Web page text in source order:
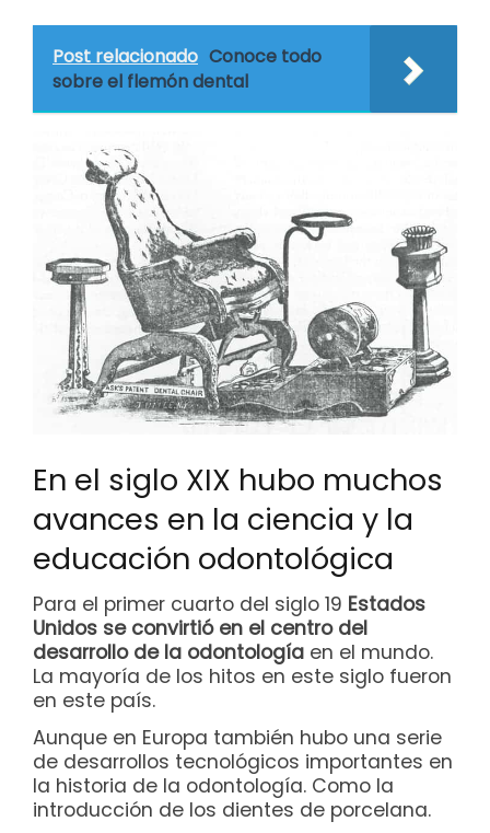
Post relacionado Conoce todo
sobre el flemón dental
En el siglo XIX hubo muchos
avances en la ciencia y la
educación odontológica
Para el primer cuarto del siglo 19 Estados
Unidos se convirtió en el centro del
desarrollo de la odontología en el mundo.
La mayoría de los hitos en este siglo fueron
en este país.
Aunque en Europa también hubo una serie
de desarrollos tecnológicos importantes en
la historia de la odontología. Como la
introducción de los dientes de porcelana.